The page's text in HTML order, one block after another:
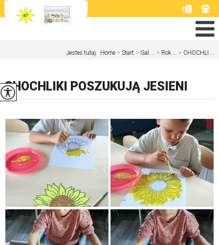
Jesteś tutaj: Home > Start > Gal ... > Rok ... > CHOCHLI ...
CHOCHLIKI POSZUKUJĄ JESIENI